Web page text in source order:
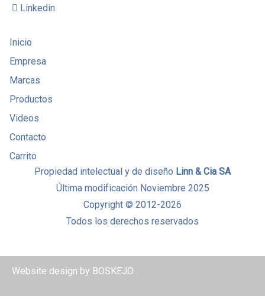
Linkedin
Inicio
Empresa
Marcas
Productos
Videos
Contacto
Carrito
Propiedad intelectual y de diseño Linn & Cia SA
Última modificación Noviembre 2025
Copyright © 2012-2026
Todos los derechos reservados
Website design by BOSKEJO